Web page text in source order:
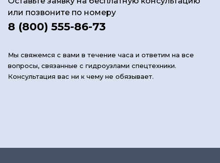
или позвоните по номеру
8 (800) 555-86-73
Мы свяжемся с вами в течение часа и ответим на все
вопросы, связанные с гидроузлами спецтехники.
Консультация вас ни к чему не обязывает.